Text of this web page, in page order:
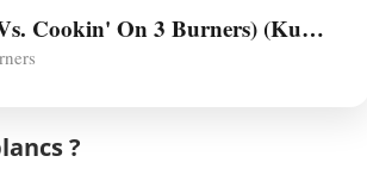
This Girl (Kungs Vs. Cookin' On 3 Burners) (Kungs Vs. Cookin' On 3 Burners)
?